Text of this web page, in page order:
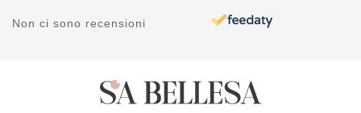
Non ci sono recensioni